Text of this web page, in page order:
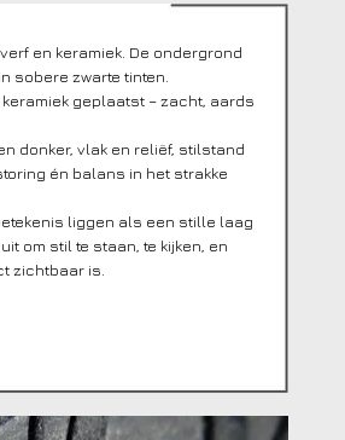
en keramiek. De ondergrond
sobere zwarte tinten.
geplaatst – zacht, aards
donker, vlak en reliëf, stilstand
én balans in het strakke
liggen als een stille laag
om stil te staan, te kijken, en
zichtbaar is.